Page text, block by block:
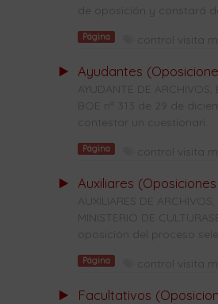
de oposición y constará
Página control visita
Ayudantes
AYUDANTE DE ARCHIVOS,
BOE nº 313 de 29 de
contestar un cuestionari...
Página control visita
Auxiliares
AUXILIARES DE
MINISTERIO DE
oposición del proceso
Página control visita
Facultativos